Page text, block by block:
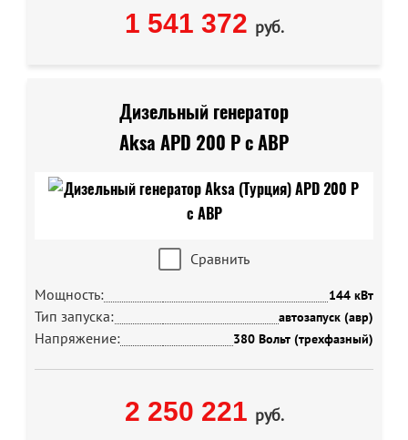
1 541 372 руб.
Дизельный генератор
Aksa APD 200 P с АВР
Сравнить
Мощность:
144 кВт
Тип запуска: автозапуск (авр)
Напряжение: 380 Вольт (трехфазный)
2 250 221 руб.